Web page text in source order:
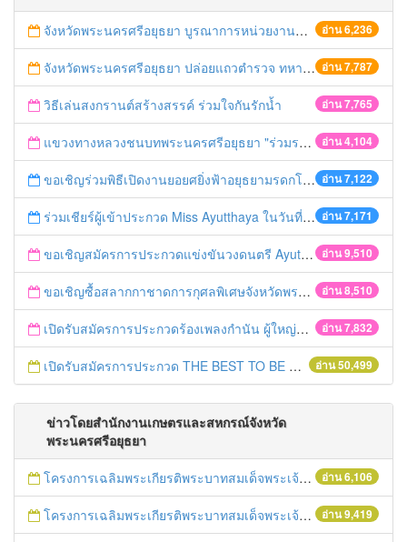
อ่าน 6,236
จังหวัดพระนครศรีอยุธยา บูรณาการหน่วยงานที่เกี่ยวข้อง ลงพื้นที่จัดระเบียบและดำเนินมาตรการตามบทลงโทษสูงสุดกับผู้ประกอบการร้านค้าที่ยังฝ่าฝืนตั้งร้านค้ารุกล้ำเขตพื้นที่ทางหลวง เตรียมความปลอดภัยก่อนเทศกาลสงกรานต์
อ่าน 7,787
จังหวัดพระนครศรีอยุธยา ปล่อยแถวตำรวจ ทหาร ฝ่ายปกครอง กว่า 100 นาย ตรวจเข้มท่ารถสาธารณะ สถานีขนส่งรถโดยสาร วินรถตู้ และสถานีรถไฟ เตรียมรับมือเทศกาลสงกรานต์
อ่าน 7,765
วิธีเล่นสงกรานต์สร้างสรรค์ ร่วมใจกันรักน้ำ
อ่าน 4,104
แขวงทางหลวงชนบทพระนครศรีอยุธยา "ร่วมรณรงค์ ขับช้า เปิดไฟหน้า คาดเข็มขัด" เทศกาลสงกรานต์ ปี 2561
อ่าน 7,122
ขอเชิญร่วมพิธีเปิดงานยอยศยิ่งฟ้าอยุธยามรดกโลก
อ่าน 7,171
ร่วมเชียร์ผู้เข้าประกวด Miss Ayutthaya ในวันที่ 15 ธันวาคม 2560
อ่าน 9,510
ขอเชิญสมัครการประกวดแข่งขันวงดนตรี Ayutthaya battle of the bands
อ่าน 8,510
ขอเชิญซื้อสลากกาชาดการกุศลพิเศษจังหวัดพระนครศรีอยุธยา 2560
อ่าน 7,832
เปิดรับสมัครการประกวดร้องเพลงกำนัน ผู้ใหญ่บ้าน ฯลฯ
อ่าน 50,499
เปิดรับสมัครการประกวด THE BEST TO BE NUMBER ONE
ข่าวโดยสำนักงานเกษตรและสหกรณ์จังหวัด
พระนครศรีอยุธยา
อ่าน 6,106
โครงการเฉลิมพระเกียรติพระบาทสมเด็จพระเจ้าอยู่หัว เนื่องในโอกาสมหามงคลเสด็จเถลิงถวัลยราชสมบัติครบ 70 ปี ฯ
อ่าน 9,419
โครงการเฉลิมพระเกียรติพระบาทสมเด็จพระเจ้าอยู่หัว เนื่องในโอกาสมหามงคลเสด็จเถลิงถวัลยราชสมบัติครบ 70 ปี ฯ